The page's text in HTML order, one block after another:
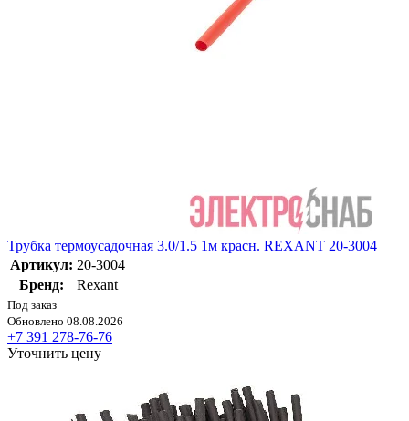
Трубка термоусадочная 3.0/1.5 1м красн. REXANT 20-3004
Артикул: 20-3004
Бренд:
Rexant
Под заказ
Обновлено 08.08.2026
+7 391 278-76-76
Уточнить цену